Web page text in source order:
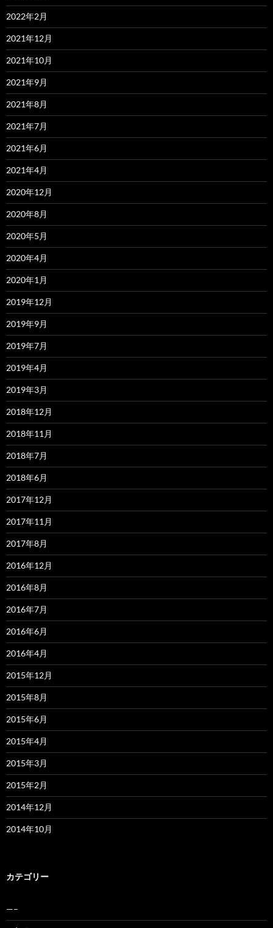
2022年2月
2021年12月
2021年10月
2021年9月
2021年8月
2021年7月
2021年6月
2021年4月
2020年12月
2020年8月
2020年5月
2020年4月
2020年1月
2019年12月
2019年9月
2019年7月
2019年4月
2019年3月
2018年12月
2018年11月
2018年7月
2018年6月
2017年12月
2017年11月
2017年8月
2016年12月
2016年8月
2016年7月
2016年6月
2016年4月
2015年12月
2015年8月
2015年6月
2015年4月
2015年3月
2015年2月
2014年12月
2014年10月
カテゴリー
—–